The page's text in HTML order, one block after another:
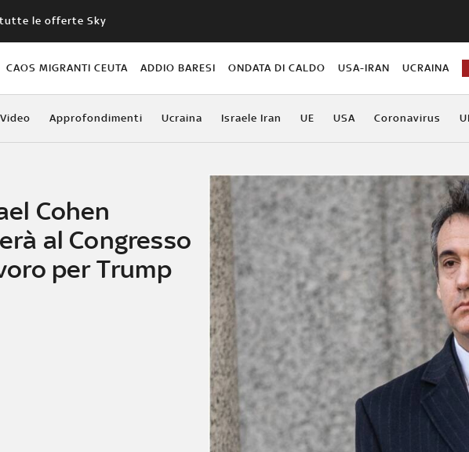
le offerte Sky
CAOS MIGRANTI CEUTA ADDIO BARESI ONDATA DI CALDO USA-IRAN UCRAINA
Video Approfondimenti Ucraina Israele Iran UE USA Coronavirus
Cohen
al Congresso
per Trump